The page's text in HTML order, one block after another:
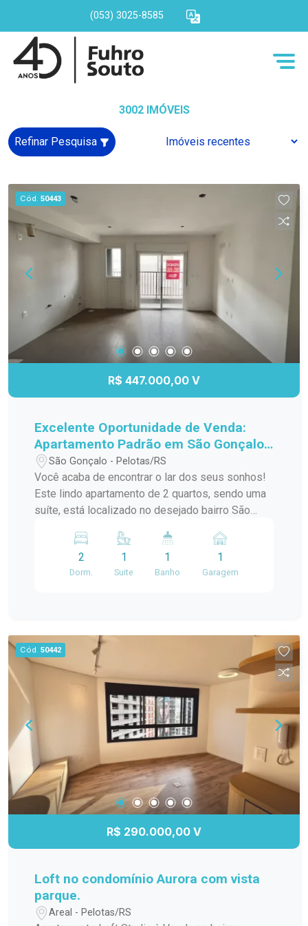
(053) 3025-8585
3002 IMÓVEIS
Refinar Pesquisa
Cód. 50443
R$ 447.000,00 V
Excelente Oportunidade de Venda:
Apartamento Padrão em São Gonçalo,
Pelotas/RS
São Gonçalo - Pelotas/RS
Você acaba de encontrar o lar dos seus sonhos!
Este lindo apartamento de 2 quartos, sendo uma
suíte, está localizado no desejado bairro São
e do Fórum. Com uma sacada charmosa e
churrasqueira, este espaço é perfeito para
receber amigos e familiares em momentos de
comemorações, espaço gourmet para preparar
refeições especiais, quadra poliesportiva para os
amantes de esportes e um playground seguro e
divertido para as crianças. Não perca a chance de
viver em um lugar que une conforto, praticidade e
lazer. Agende sua visita e venha conhecer esse
incrível apartamento!
2
Dorm.
1
Suite
1
Banho
1
Garagem
Cód. 50442
R$ 290.000,00 V
Loft no condomínio Aurora com vista
parque.
Areal - Pelotas/RS